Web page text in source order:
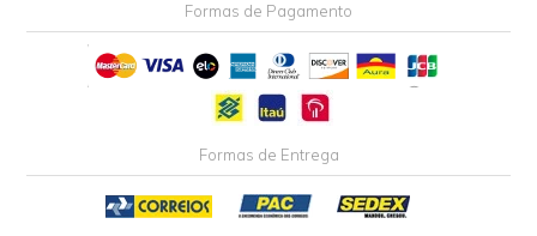
Formas de Pagamento
Formas de Entrega